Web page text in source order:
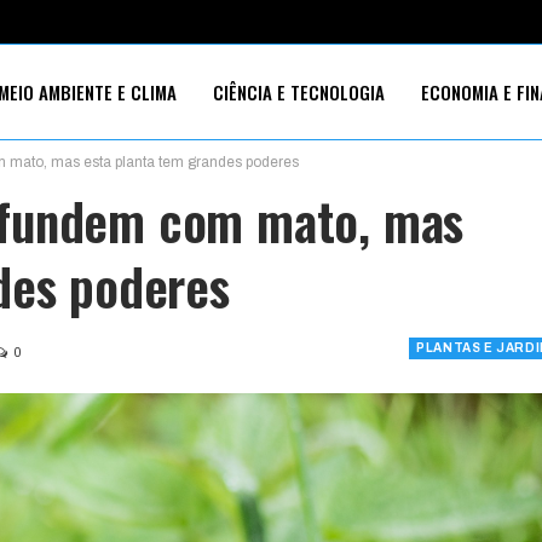
MEIO AMBIENTE E CLIMA CIÊNCIA E TECNOLOGIA ECONOMIA E
mas esta planta tem grandes poderes
com mato, mas
poderes
PLANTAS E
0